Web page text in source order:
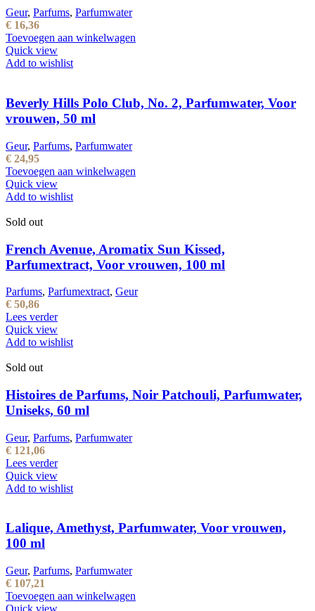
Geur, Parfums, Parfumwater
€ 16,36
Toevoegen aan winkelwagen
Quick view
Add to wishlist
Beverly Hills Polo Club, No. 2, Parfumwater, Voor
vrouwen, 50 ml
Geur, Parfums, Parfumwater
€ 24,95
Toevoegen aan winkelwagen
Quick view
Add to wishlist
Sold out
French Avenue, Aromatix Sun Kissed,
Parfumextract, Voor vrouwen, 100 ml
Parfums, Parfumextract, Geur
€ 50,86
Lees verder
Quick view
Add to wishlist
Sold out
Histoires de Parfums, Noir Patchouli, Parfumwater,
Uniseks, 60 ml
Geur, Parfums, Parfumwater
€ 121,06
Lees verder
Quick view
Add to wishlist
Lalique, Amethyst, Parfumwater, Voor vrouwen,
100 ml
Geur, Parfums, Parfumwater
€ 107,21
Toevoegen aan winkelwagen